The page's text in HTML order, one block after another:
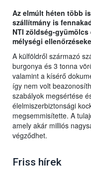
Az elmúlt héten több
szállítmány is
NTI zöldség-
mélységi
A külföldről származó
burgonya és 3 tonna
valamint a kísérő
így nem volt
szabályok megsértése
élelmiszerbiztonsági
megsemmisítette. A
amely akár milliós
végződhet.
Friss hírek